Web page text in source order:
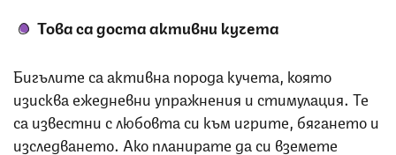
Това са доста активни кучета
Бигълите са активна порода кучета, която
изисква ежедневни упражнения и стимулация. Те
са известни с любовта си към игрите, бягането и
изследването. Ако планирате да си вземете